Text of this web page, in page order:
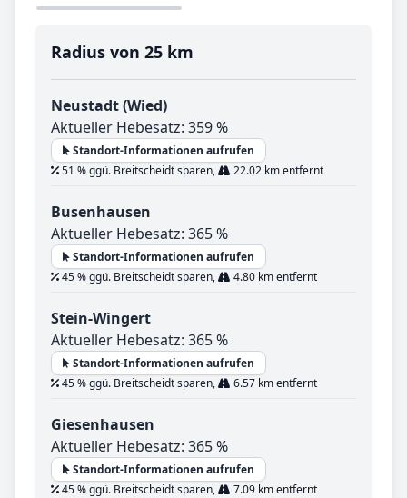
Radius von 25 km
Neustadt (Wied)
Aktueller Hebesatz: 359 %
Standort-Informationen aufrufen
51 % ggü. Breitscheidt sparen,
22.02 km entfernt
Busenhausen
Aktueller Hebesatz: 365 %
Standort-Informationen aufrufen
45 % ggü. Breitscheidt sparen,
4.80 km entfernt
Stein-Wingert
Aktueller Hebesatz: 365 %
Standort-Informationen aufrufen
45 % ggü. Breitscheidt sparen,
6.57 km entfernt
Giesenhausen
Aktueller Hebesatz: 365 %
Standort-Informationen aufrufen
45 % ggü. Breitscheidt sparen,
7.09 km entfernt